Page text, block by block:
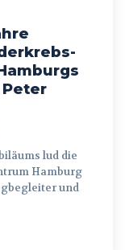
Hamburg
und